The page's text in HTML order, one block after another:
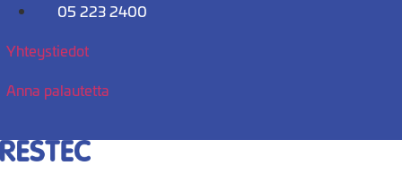
Mene
05 223 2400
Yhteystiedot
Anna palautetta